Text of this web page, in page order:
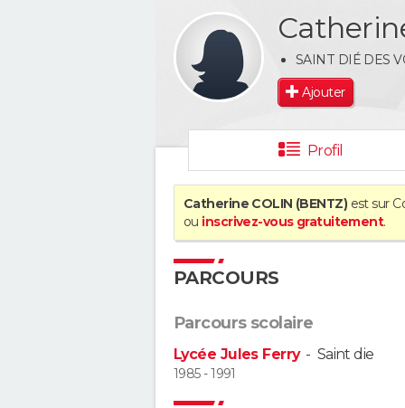
SAINT DIÉ DES
Ajouter
Profil
Catherine COLIN (BENTZ) est sur
ou inscrivez-vous gratuitement.
PARCOURS
Parcours scolaire
Lycée Jules Ferry- Saint die
1985 - 1991